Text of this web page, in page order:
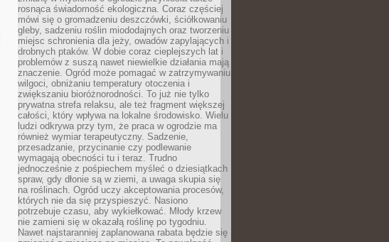
rosnąca świadomość ekologiczna. Coraz częściej
mówi się o gromadzeniu deszczówki, ściółkowaniu
gleby, sadzeniu roślin miododajnych oraz tworzeniu
miejsc schronienia dla jeży, owadów zapylających i
drobnych ptaków. W dobie coraz cieplejszych lat i
problemów z suszą nawet niewielkie działania mają
znaczenie. Ogród może pomagać w zatrzymywaniu
wilgoci, obniżaniu temperatury otoczenia i
zwiększaniu bioróżnorodności. To już nie tylko
prywatna strefa relaksu, ale też fragment większej
całości, który wpływa na lokalne środowisko. Wielu
ludzi odkrywa przy tym, że praca w ogrodzie ma
również wymiar terapeutyczny. Sadzenie,
przesadzanie, przycinanie czy podlewanie
wymagają obecności tu i teraz. Trudno
jednocześnie z pośpiechem myśleć o dziesiątkach
spraw, gdy dłonie są w ziemi, a uwaga skupia się
na roślinach. Ogród uczy akceptowania procesów,
których nie da się przyspieszyć. Nasiono
potrzebuje czasu, aby wykiełkować. Młody krzew
nie zamieni się w okazałą roślinę po tygodniu.
Nawet najstaranniej zaplanowana rabata będzie się